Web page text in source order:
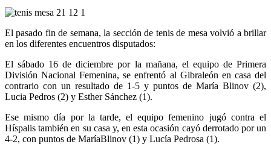
El pasado fin de semana, la sección de tenis de mesa volvió a brillar
en los diferentes encuentros disputados:
El sábado 16 de diciembre por la mañana, el equipo de Primera
División Nacional Femenina, se enfrentó al Gibraleón en casa del
contrario con un resultado de 1-5 y puntos de María Blinov (2),
Lucia Pedros (2) y Esther Sánchez (1).
Ese mismo día por la tarde, el equipo femenino jugó contra el
Híspalis también en su casa y, en esta ocasión cayó derrotado por un
4-2, con puntos de MaríaBlinov (1) y Lucía Pedrosa (1).